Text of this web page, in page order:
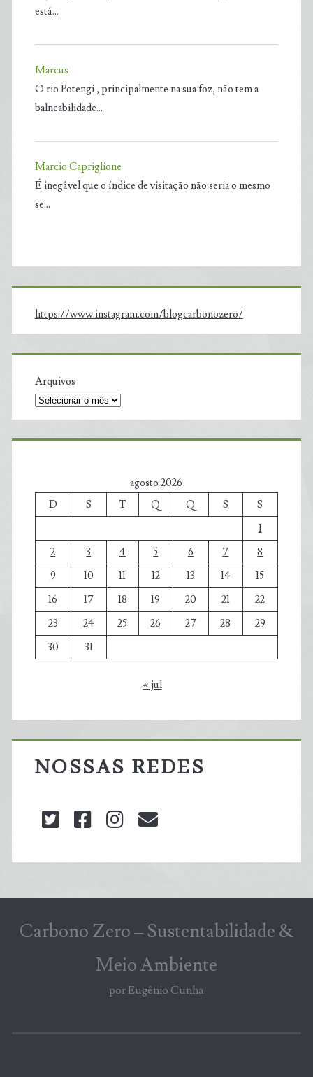
está…
Marcus
O rio Potengi , principalmente na sua foz, não tem a
balneabilidade…
Marcio Capriglione
É inegável que o índice de visitação não seria o mesmo
se…
https://www.instagram.com/blogcarbonozero/
Arquivos
agosto 2026
D
S T Q Q S
S
1
2
3 4 5 6 7
8
9
10 11 12 13 14
15
16
17 18 19 20 21
22
23
24 25 26 27 28
29
30
31
« jul
NOSSAS REDES
twitterfacebookinstagram
Carbono Zero – Sustentabilidade &
Meio Ambiente
por Eugênio Cunha